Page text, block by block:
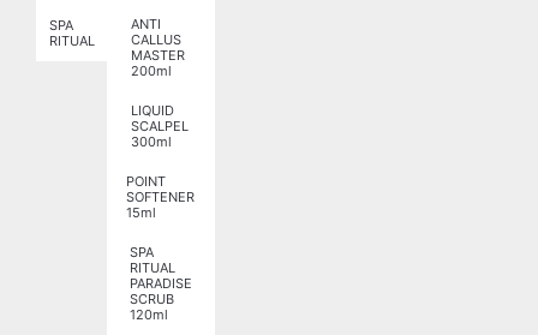
SPA
RITUAL
ANTI
CALLUS
MASTER
200ml
LIQUID
SCALPEL
300ml
POINT
SOFTENER
15ml
SPA
RITUAL
PARADISE
SCRUB
120ml